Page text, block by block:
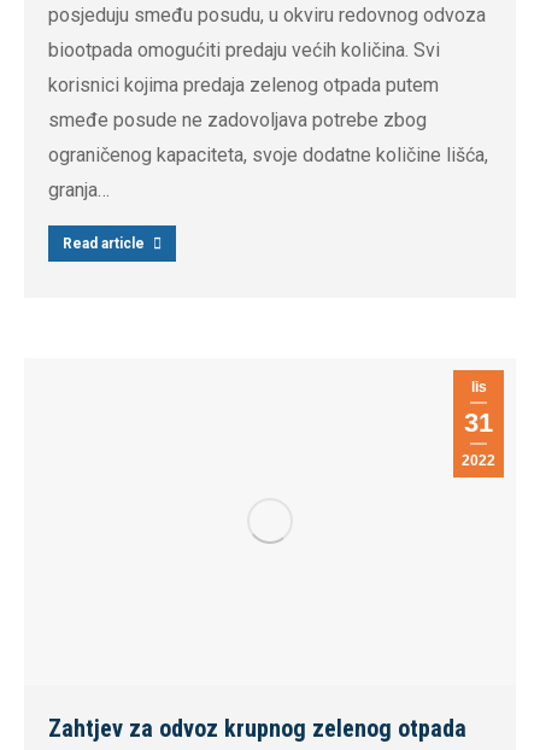
posjeduju smeđu posudu, u okviru redovnog odvoza
biootpada omogućiti predaju većih količina. Svi
korisnici kojima predaja zelenog otpada putem
smeđe posude ne zadovoljava potrebe zbog
ograničenog kapaciteta, svoje dodatne količine lišća,
granja…
Read article
lis
31
2022
Zahtjev za odvoz krupnog zelenog otpada